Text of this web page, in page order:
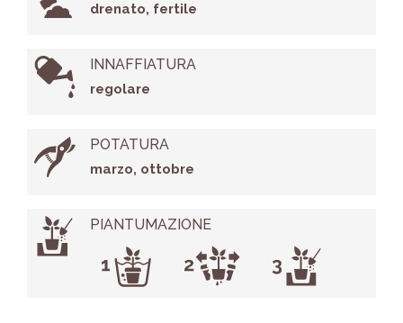
drenato, fertile
INNAFFIATURA
regolare
POTATURA
marzo, ottobre
PIANTUMAZIONE